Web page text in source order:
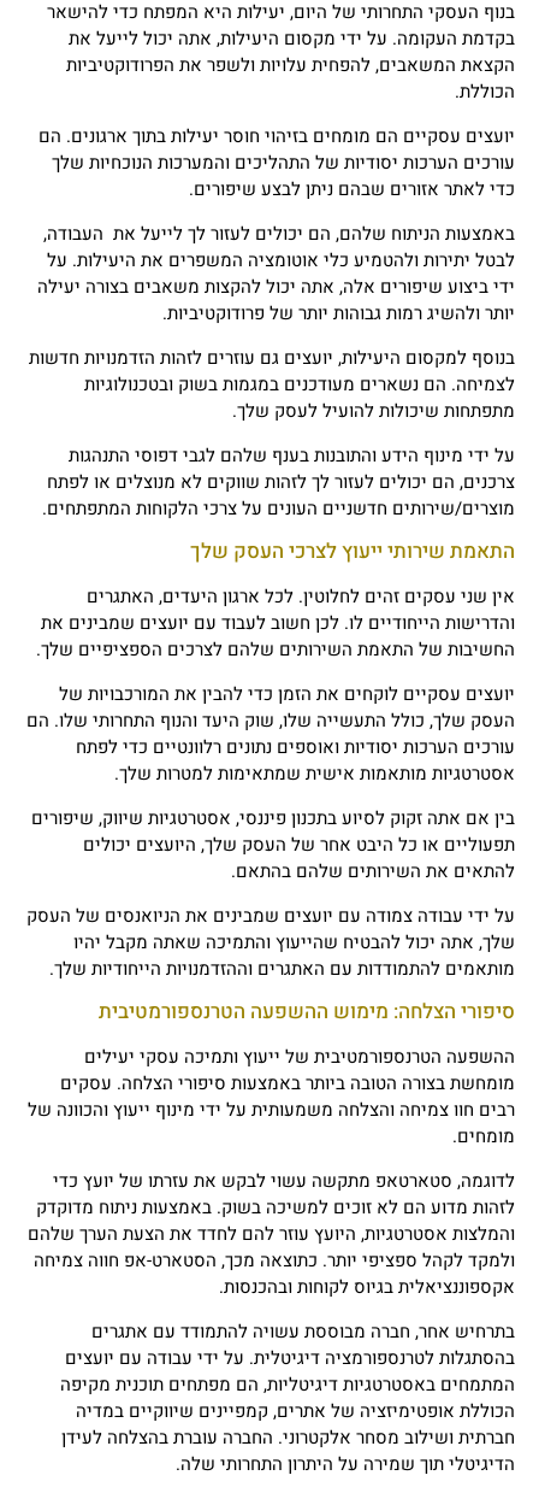
בנוף העסקי התחרותי של היום, יעילות היא המפתח כדי להישאר
בקדמת העקומה. על ידי מקסום היעילות, אתה יכול לייעל את
הקצאת המשאבים, להפחית עלויות ולשפר את הפרודוקטיביות
הכוללת.
יועצים עסקיים הם מומחים בזיהוי חוסר יעילות בתוך ארגונים. הם
עורכים הערכות יסודיות של התהליכים והמערכות הנוכחיות שלך
כדי לאתר אזורים שבהם ניתן לבצע שיפורים.
באמצעות הניתוח שלהם, הם יכולים לעזור לך לייעל את העבודה,
לבטל יתירות ולהטמיע כלי אוטומציה המשפרים את היעילות. על
ידי ביצוע שיפורים אלה, אתה יכול להקצות משאבים בצורה יעילה
יותר ולהשיג רמות גבוהות יותר של פרודוקטיביות.
בנוסף למקסום היעילות, יועצים גם עוזרים לזהות הזדמנויות חדשות
לצמיחה. הם נשארים מעודכנים במגמות בשוק ובטכנולוגיות
מתפתחות שיכולות להועיל לעסק שלך.
על ידי מינוף הידע והתובנות בענף שלהם לגבי דפוסי התנהגות
צרכנים, הם יכולים לעזור לך לזהות שווקים לא מנוצלים או לפתח
מוצרים/שירותים חדשניים העונים על צרכי הלקוחות המתפתחים.
התאמת שירותי ייעוץ לצרכי העסק שלך
אין שני עסקים זהים לחלוטין. לכל ארגון היעדים, האתגרים
והדרישות הייחודיים לו. לכן חשוב לעבוד עם יועצים שמבינים את
החשיבות של התאמת השירותים שלהם לצרכים הספציפיים שלך.
יועצים עסקיים לוקחים את הזמן כדי להבין את המורכבויות של
העסק שלך, כולל התעשייה שלו, שוק היעד והנוף התחרותי שלו. הם
עורכים הערכות יסודיות ואוספים נתונים רלוונטיים כדי לפתח
אסטרטגיות מותאמות אישית שמתאימות למטרות שלך.
בין אם אתה זקוק לסיוע בתכנון פיננסי, אסטרטגיות שיווק, שיפורים
תפעוליים או כל היבט אחר של העסק שלך, היועצים יכולים
להתאים את השירותים שלהם בהתאם.
על ידי עבודה צמודה עם יועצים שמבינים את הניואנסים של העסק
שלך, אתה יכול להבטיח שהייעוץ והתמיכה שאתה מקבל יהיו
מותאמים להתמודדות עם האתגרים וההזדמנויות הייחודיות שלך.
סיפורי הצלחה: מימוש ההשפעה הטרנספורמטיבית
ההשפעה הטרנספורמטיבית של ייעוץ ותמיכה עסקי יעילים
מומחשת בצורה הטובה ביותר באמצעות סיפורי הצלחה. עסקים
רבים חוו צמיחה והצלחה משמעותית על ידי מינוף ייעוץ והכוונה של
מומחים.
לדוגמה, סטארטאפ מתקשה עשוי לבקש את עזרתו של יועץ כדי
לזהות מדוע הם לא זוכים למשיכה בשוק. באמצעות ניתוח מדוקדק
והמלצות אסטרטגיות, היועץ עוזר להם לחדד את הצעת הערך שלהם
ולמקד לקהל ספציפי יותר. כתוצאה מכך, הסטארט-אפ חווה צמיחה
אקספוננציאלית בגיוס לקוחות ובהכנסות.
בתרחיש אחר, חברה מבוססת עשויה להתמודד עם אתגרים
בהסתגלות לטרנספורמציה דיגיטלית. על ידי עבודה עם יועצים
המתמחים באסטרטגיות דיגיטליות, הם מפתחים תוכנית מקיפה
הכוללת אופטימיזציה של אתרים, קמפיינים שיווקיים במדיה
חברתית ושילוב מסחר אלקטרוני. החברה עוברת בהצלחה לעידן
הדיגיטלי תוך שמירה על היתרון התחרותי שלה.